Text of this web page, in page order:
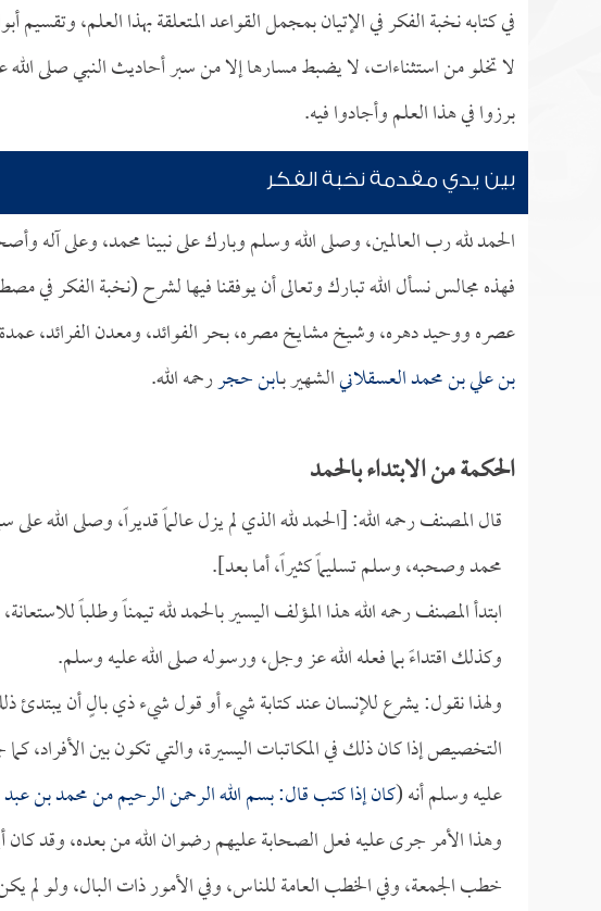
في كتابه نخبة الفكر في الإتيان بمجمل القواعد المتعلقة بهذا العلم، وتقسيم
لا تخلو من استثناءات، لا يضبط مسارها إلا من سبر أحاديث النبي صلى
برزوا في هذا العلم وأجادوا فيه.
بين يدي مقدمة نخبة الفكر
الحمد لله رب العالمين، وصلى الله وسلم وبارك على نبينا محمد، وعلى آله
فهذه مجالس نسأل الله تبارك وتعالى أن يوفقنا فيها لشرح (نخبة الفكر في
عصره ووحيد دهره، وشيخ مشايخ مصره، بحر الفوائد، ومعدن الفرائد،
بن علي بن محمد العسقلانيالشهير بـابن حجررحمه الله.
الحكمة من الابتداء بالحمد
قال المصنف رحمه الله: [الحمد لله الذي لم يزل عالماً قديراً، وصلى الله
محمد وصحبه، وسلم تسليماً كثيراً، أما بعد].
ابتدأ المصنف رحمه الله هذا المؤلف اليسير بالحمد لله تيمناً وطلباً
وكذلك اقتداءً بما فعله الله عز وجل، ورسوله صلى الله عليه وسلم.
ولهذا نقول: يشرع للإنسان عند كتابة شيء أو قول شيء ذي بالٍ أن يبتدئ
التخصيص إذا كان ذلك في المكاتبات اليسيرة، والتي تكون بين الأفراد،
عليه وسلم أنه (كان إذا كتب قال: بسم الله الرحمن الرحيم من محمد بن عبد
وهذا الأمر جرى عليه فعل الصحابة عليهم رضوان الله من بعده، وقد
خطب الجمعة، وفي الخطب العامة للناس، وفي الأمور ذات البال، ولو لم